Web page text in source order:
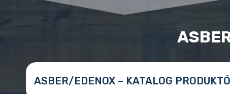
ASBER/EDENOX – KATALOG